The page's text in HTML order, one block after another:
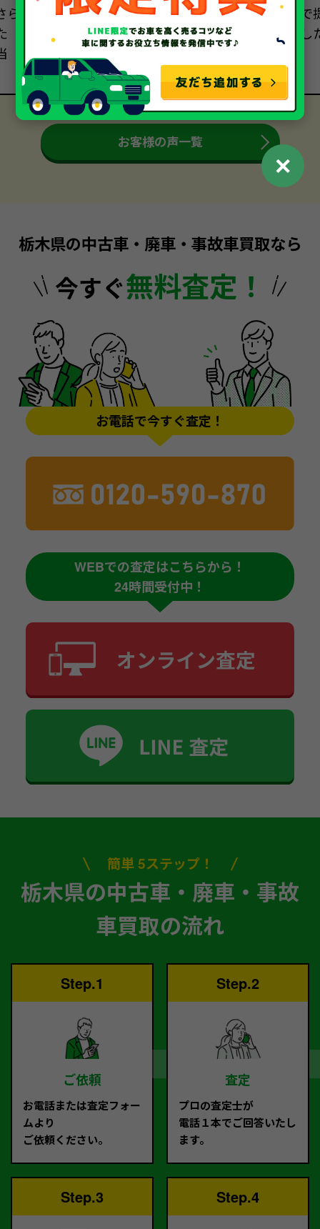
お客様の声一覧
栃木県の中古車・廃車・事故車買取なら
今すぐ無料査定！
お電話で今すぐ査定！
WEBでの査定はこちらから！
24時間受付中！
簡単 5ステップ！
栃木県の中古車・廃車・事故
車買取の流れ
Step.1
ご依頼
お電話または査定フォー
ムより
ご依頼ください。
Step.2
査定
プロの査定士が
電話１本でご回答いたし
ます。
Step.3 Step.4
✕